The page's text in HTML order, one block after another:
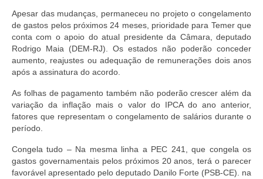
Apesar das mudanças, permaneceu no projeto o congelamento
de gastos pelos próximos 24 meses, prioridade para Temer que
conta com o apoio do atual presidente da Câmara, deputado
Rodrigo Maia (DEM-RJ). Os estados não poderão conceder
aumento, reajustes ou adequação de remunerações dois anos
após a assinatura do acordo.
As folhas de pagamento também não poderão crescer além da
variação da inflação mais o valor do IPCA do ano anterior,
fatores que representam o congelamento de salários durante o
período.
Congela tudo – Na mesma linha a PEC 241, que congela os
gastos governamentais pelos próximos 20 anos, terá o parecer
favorável apresentado pelo deputado Danilo Forte (PSB-CE). na